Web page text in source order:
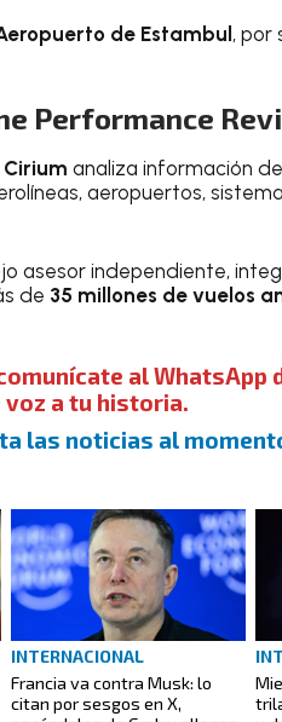
de Estambul , por
Performance
analiza información
aeropuertos,
asesor independiente,
de 35 millones de vuelos
al WhatsApp
voz a tu historia.
las noticias al
INTERNACIONAL
Francia va contra Musk: lo
citan por sesgos en X,